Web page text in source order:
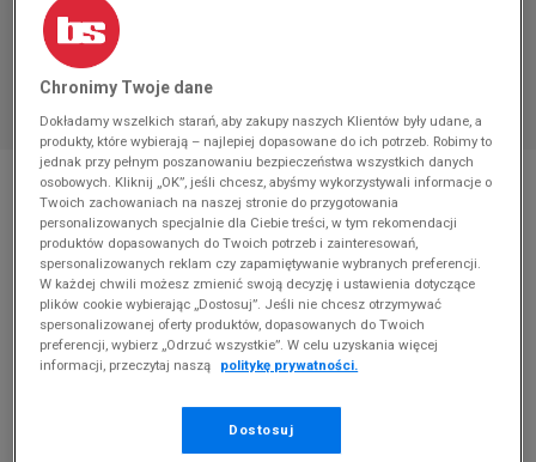
* Zdjęcie poglądowe
JORDAN POINT LANE
Produkt pochodzi z końcówek aktualnych kolekcji, ubiegłych
sezonów lub z ekspozycji.Szczegóły.
359,99 zł
PRODUKT NIEDOSTĘPNY
Chronimy Twoje dane
Dokładamy wszelkich starań, aby zakupy naszych Klientów były udane, a
produkty, które wybierają – najlepiej dopasowane do ich potrzeb. Robimy to
jednak przy pełnym poszanowaniu bezpieczeństwa wszystkich danych
osobowych. Kliknij „OK”, jeśli chcesz, abyśmy wykorzystywali informacje o
Twoich zachowaniach na naszej stronie do przygotowania
personalizowanych specjalnie dla Ciebie treści, w tym rekomendacji
produktów dopasowanych do Twoich potrzeb i zainteresowań,
spersonalizowanych reklam czy zapamiętywanie wybranych preferencji.
W każdej chwili możesz zmienić swoją decyzję i ustawienia dotyczące
plików cookie wybierając „Dostosuj”. Jeśli nie chcesz otrzymywać
spersonalizowanej oferty produktów, dopasowanych do Twoich
preferencji, wybierz „Odrzuć wszystkie”. W celu uzyskania więcej
informacji, przeczytaj naszą
politykę prywatności.
Dostosuj